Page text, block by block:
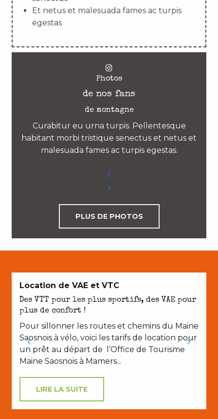
Et netus et malesuada fames ac turpis
egestas
Photos
de nos fans
de montagne
Curabitur eu urna turpis. Pellentesque
habitant morbi tristique senectus et netus et
malesuada fames ac turpis egestas.
PLUS DE PHOTOS
Location de VAE et VTC
Des VTT pour les plus sportifs, des VAE pour
plus de confort !
Pour sillonner les routes et chemins du Maine
Saosnois à vélo, voici les tarifs de location pour
un prêt au départ de l’Office de Tourisme
Maine Saosnois à Mamers...
LIRE LA SUITE